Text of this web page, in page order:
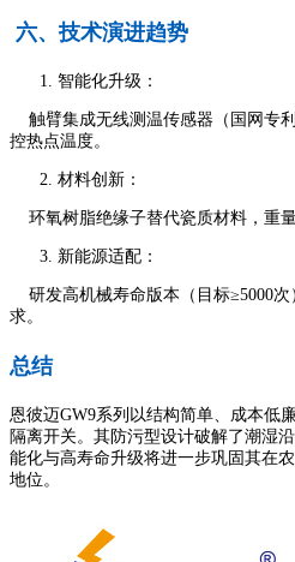
六、技术演进趋势
智能化升级：
触臂集成无线测温传感器（国网专利
控热点温度。
材料创新：
环氧树脂绝缘子替代瓷质材料，重
新能源适配：
研发高机械寿命版本（目标≥5000
求。
总结
恩彼迈GW9系列以结构简单、成本低
隔离开关。其防污型设计破解了潮湿
能化与高寿命升级将进一步巩固其在
地位。